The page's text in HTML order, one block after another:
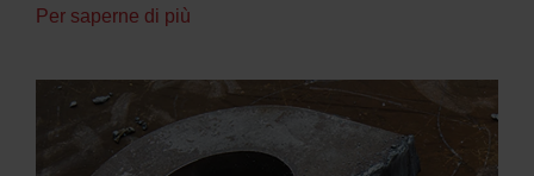
Per saperne di più